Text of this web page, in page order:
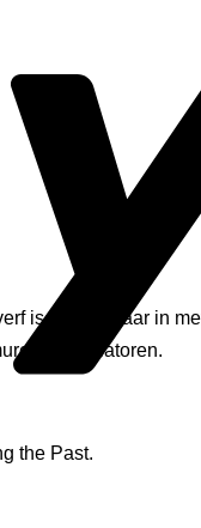
verkrijgbaar in
en radiatoren.
the Past.